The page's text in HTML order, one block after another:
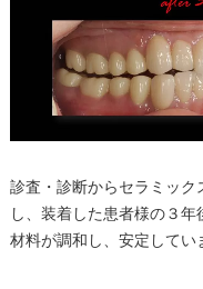
診査・診断からセラミッ
し、装着した患者様の３
材料が調和し、安定してい